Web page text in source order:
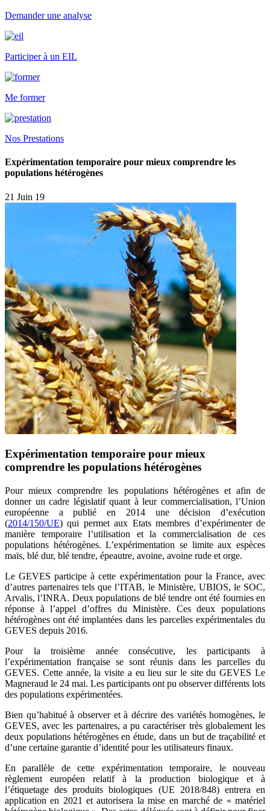
Demander une analyse
Participer à un EIL
Me former
Nos Prestations
Expérimentation temporaire pour mieux comprendre les
populations hétérogènes
21 Juin 19
Expérimentation temporaire pour mieux
comprendre les populations hétérogènes
Pour mieux comprendre les populations hétérogènes et afin de
donner un cadre législatif quant à leur commercialisation, l’Union
européenne a publié en 2014 une décision d’exécution
(2014/150/UE) qui permet aux Etats membres d’expérimenter de
manière temporaire l’utilisation et la commercialisation de ces
populations hétérogènes. L’expérimentation se limite aux espèces
maïs, blé dur, blé tendre, épeautre, avoine, avoine rude et orge.
Le GEVES participe à cette expérimentation pour la France, avec
d’autres partenaires tels que l’ITAB, le Ministère, UBIOS, le SOC,
Arvalis, l’INRA. Deux populations de blé tendre ont été fournies en
réponse à l’appel d’offres du Ministère. Ces deux populations
hétérogènes ont été implantées dans les parcelles expérimentales du
GEVES depuis 2016.
Pour la troisième année consécutive, les participants à
l’expérimentation française se sont réunis dans les parcelles du
GEVES. Cette année, la visite a eu lieu sur le site du GEVES Le
Magneraud le 24 mai. Les participants ont pu observer différents lots
des populations expérimentées.
Bien qu’habitué à observer et à décrire des variétés homogènes, le
GEVES, avec les partenaires, a pu caractériser très globalement les
deux populations hétérogènes en étude, dans un but de traçabilité et
d’une certaine garantie d’identité pour les utilisateurs finaux.
En parallèle de cette expérimentation temporaire, le nouveau
règlement européen relatif à la production biologique et à
l’étiquetage des produits biologiques (UE 2018/848) entrera en
application en 2021 et autorisera la mise en marché de « matériel